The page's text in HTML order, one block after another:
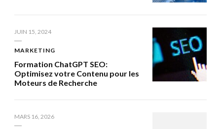
JUIN 15, 2024
MARKETING
Formation ChatGPT SEO:
Optimisez votre Contenu pour les
Moteurs de Recherche
MARS 16, 2026